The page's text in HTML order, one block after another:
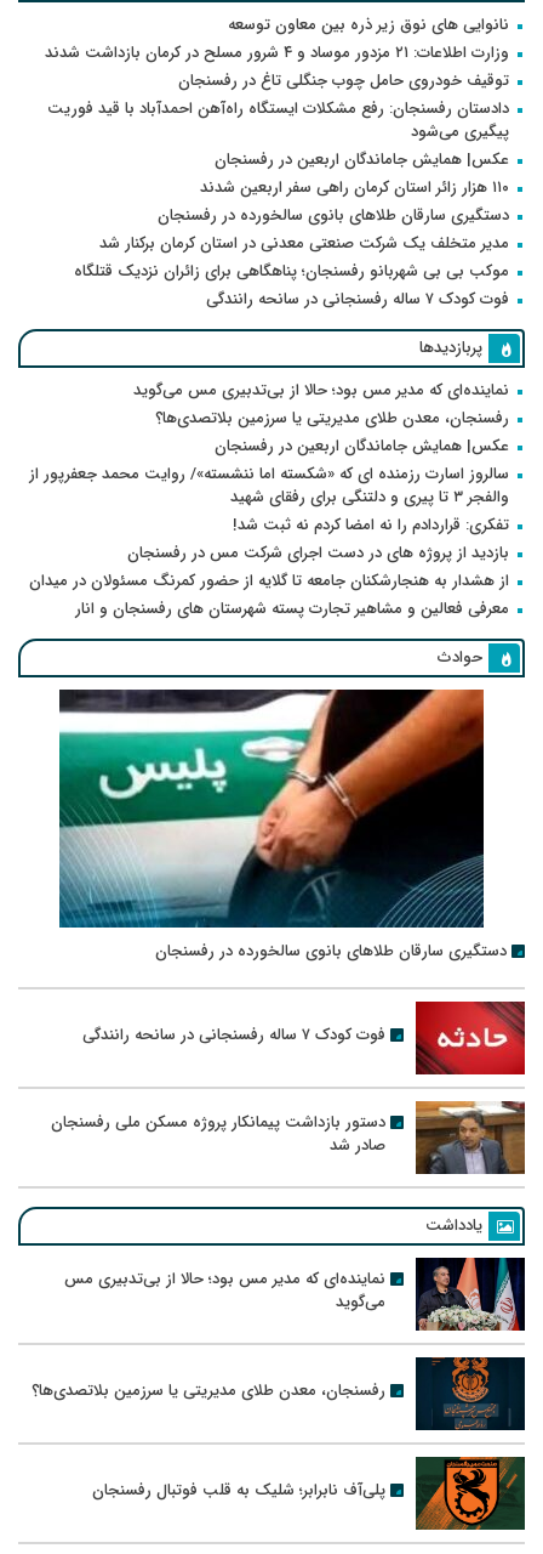
نانوایی های نوق زیر ذره بین معاون توسعه
وزارت اطلاعات: ۲۱ مزدور موساد و ۴ شرور مسلح در کرمان بازداشت شدند
توقیف خودروی حامل چوب جنگلی تاغ در رفسنجان
دادستان رفسنجان: رفع مشکلات ایستگاه راه‌آهن احمدآباد با قید فوریت
پیگیری می‌شود
عکس| همایش جاماندگان اربعین در رفسنجان
۱۱۰ هزار زائر استان کرمان راهی سفر اربعین شدند
دستگیری سارقان طلاهای بانوی سالخورده در رفسنجان
مدیر متخلف یک شرکت صنعتی معدنی در استان کرمان برکنار شد
موکب بی بی شهربانو رفسنجان؛ پناهگاهی برای زائران نزدیک قتلگاه
فوت کودک ۷ ساله رفسنجانی در سانحه رانندگی
پربازدیدها
نماینده‌ای که مدیر مس بود؛ حالا از بی‌تدبیری مس می‌گوید
رفسنجان، معدن طلای مدیریتی یا سرزمین بلاتصدی‌ها؟
عکس| همایش جاماندگان اربعین در رفسنجان
سالروز اسارت رزمنده ای که «شکسته اما ننشسته»/ روایت محمد جعفرپور از
والفجر ۳ تا پیری و دلتنگی برای رفقای شهید
تفکری: قراردادم را نه امضا کردم نه ثبت شد!
بازدید از پروژه های در دست اجرای شرکت مس در رفسنجان
از هشدار به هنجارشکنان جامعه تا گلایه از حضور کمرنگ مسئولان در میدان
معرفی فعالین و مشاهیر تجارت پسته شهرستان های رفسنجان و انار
حوادث
دستگیری سارقان طلاهای بانوی سالخورده در رفسنجان
فوت کودک ۷ ساله رفسنجانی در سانحه رانندگی
دستور بازداشت پیمانکار پروژه مسکن ملی رفسنجان
صادر شد
یادداشت
نماینده‌ای که مدیر مس بود؛ حالا از بی‌تدبیری مس
می‌گوید
رفسنجان، معدن طلای مدیریتی یا سرزمین بلاتصدی‌ها؟
پلی‌آف نابرابر؛ شلیک به قلب فوتبال رفسنجان